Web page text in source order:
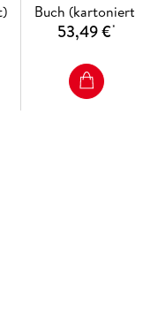
Buch (kartoniert)
53,49 €*